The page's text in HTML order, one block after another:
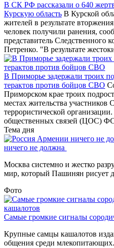
В СК РФ рассказали о 640
Курскую область В Курской
жителей в результате
человек получили ранения,
представитель Следственного
Петренко. "В результате
В Приморье задержали троих
терактов против бойцов СВО
Приморском крае троих
местах жительства
террористической
общественных связей (ЦОС)
Тема дня
ничего не должна
Москва системно и жестко
мир, который Пашинян рисует
Фото
Самые громкие сигналы
Крупные самцы кашалотов
общения среди